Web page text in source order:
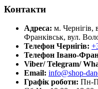
Контакти
Адреса: м. Чернігів,
Франківськ, вул.
Телефон Чернігів:
Телефон Івано-
Viber/ Telegram/
Email: info@shop-
Графік роботи: Пн-